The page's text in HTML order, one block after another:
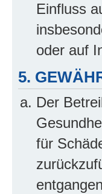
Einfluss
oder auf
5.
Der
für